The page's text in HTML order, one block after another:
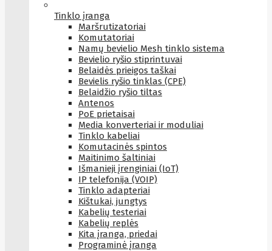
Tinklo įranga
Maršrutizatoriai
Komutatoriai
Namų bevielio Mesh tinklo sistema
Bevielio ryšio stiprintuvai
Belaidės prieigos taškai
Bevielis ryšio tinklas (CPE)
Belaidžio ryšio tiltas
Antenos
PoE prietaisai
Media konverteriai ir moduliai
Tinklo kabeliai
Komutacinės spintos
Maitinimo šaltiniai
Išmanieji įrenginiai (IoT)
IP telefonija (VOIP)
Tinklo adapteriai
Kištukai, jungtys
Kabelių testeriai
Kabelių replės
Kita įranga, priedai
Programinė įranga